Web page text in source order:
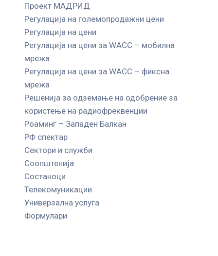
Проект МАДРИД
Регулација на големопродажни цени
Регулација на цени
Регулација на цени за WACC – мобилна
мрежа
Регулација на цени за WACC – фиксна
мрежа
Решенија за одземање на одобрение за
користење на радиофреквенции
Роаминг – Западен Балкан
РФ спектар
Сектори и служби
Соопштенија
Состаноци
Телекомуникации
Универзална услуга
Формулари